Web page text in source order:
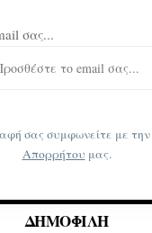
σας...
σας συμφωνείτε με την
Απορρήτου μας.
ΔΗΜΟΦΙΛΉ